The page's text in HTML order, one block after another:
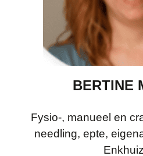
BERTINE
Fysio-, manueel en
needling, epte,